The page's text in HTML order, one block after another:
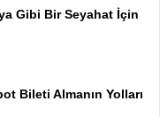
Gibi Bir Seyahat İçin
Bileti Almanın Yolları